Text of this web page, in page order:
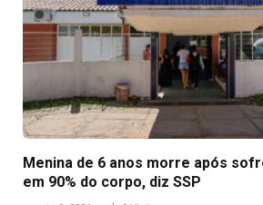
Menina de 6 anos morre após
em 90% do corpo, diz SSP